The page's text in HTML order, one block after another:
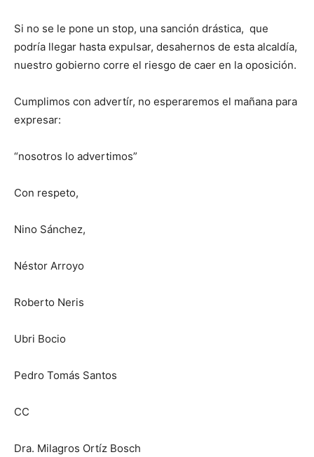
Si no se le pone un stop, una sanción drástica, que
podría llegar hasta expulsar, desahernos de esta alcaldía,
nuestro gobierno corre el riesgo de caer en la oposición.
Cumplimos con advertír, no esperaremos el mañana para
expresar:
“nosotros lo advertimos”
Con respeto,
Nino Sánchez,
Néstor Arroyo
Roberto Neris
Ubri Bocio
Pedro Tomás Santos
CC
Dra. Milagros Ortíz Bosch